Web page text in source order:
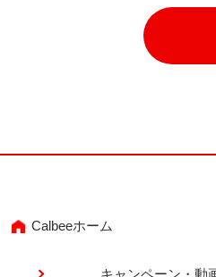
Calbeeホーム